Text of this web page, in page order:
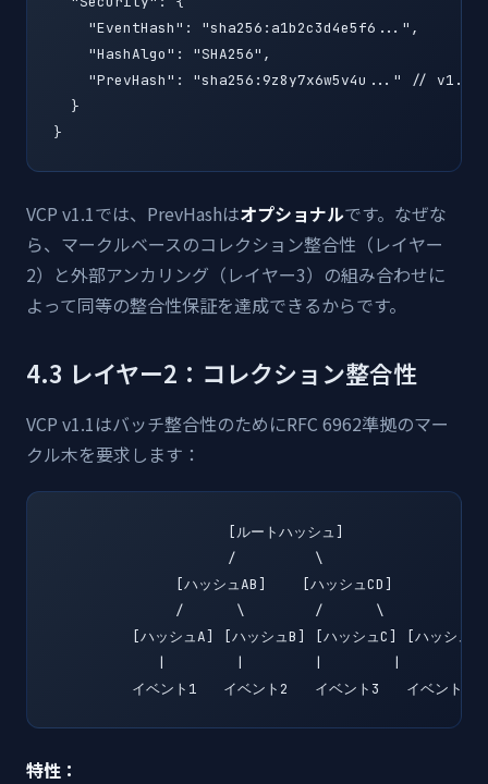
    "EventHash": "sha256:a1b2c3d4e5f6...",
    "HashAlgo": "SHA256",
"PrevHash": "sha256:9z8y7x6w5v4u..." // v1.1で
  }
}
VCP v1.1では、PrevHashはオプショナルです。なぜな
ら、マークルベースのコレクション整合性（レイヤー
2）と外部アンカリング（レイヤー3）の組み合わせに
よって同等の整合性保証を達成できるからです。
4.3 レイヤー2：コレクション整合性
VCP v1.1はバッチ整合性のためにRFC 6962準拠のマー
クル木を要求します：
                    [ルートハッシュ]
                    /         \
              [ハッシュAB]    [ハッシュCD]
              /      \        /      \
         [ハッシュA] [ハッシュB] [ハッシュC] [ハッシュD]
            |        |        |        |
         イベント1   イベント2   イベント3   イベント4
特性：